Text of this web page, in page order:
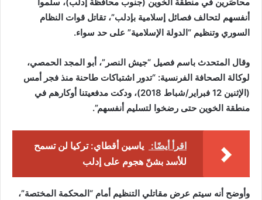
أنفسهم لتحالف فصائل إسلامية بإدلب”، تقاتل قوات النظام
السوري وتنظيم “الدولة الإسلامية” على حد سواء.
وقال المتحدث باسم فصيل “جيش النصر”، أبو المجد الحمصي،
لوكالة الصحافة الفرنسية: “تدور اشتباكات طاحنة منذ فجر أمس
(الإثنين 12 فبراير/شباط 2018)، ودكت مدفعيتنا أوكارهم في
منطقة الخوين حتى رضخوا لتسليم أنفسهم”.
اقرأ أيضًا:
ياسين أقطاي: تركيا لن تسمح
للأسد بشنّ هجوم على إدلب
وأوضح أنه سيتم عرض مقاتلي التنظيم أمام “المحكمة المختصة”،